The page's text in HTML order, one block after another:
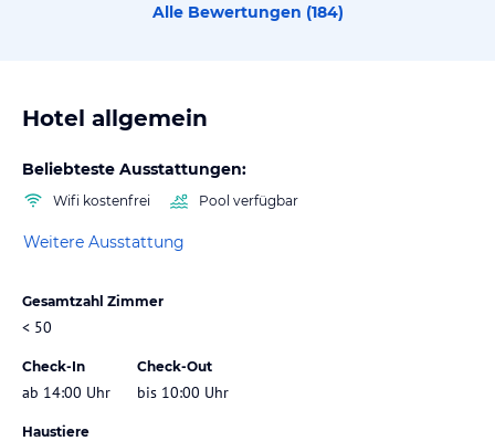
Alle Bewertungen (184)
Hotel allgemein
Beliebteste Ausstattungen:
Wifi kostenfrei Pool verfügbar
Weitere Ausstattung
Gesamtzahl Zimmer
< 50
Check-In
ab 14:00 Uhr
Check-Out
bis 10:00 Uhr
Haustiere